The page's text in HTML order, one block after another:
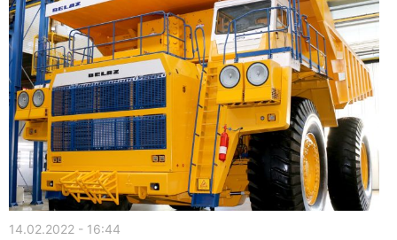
14.02.2022 - 16:44